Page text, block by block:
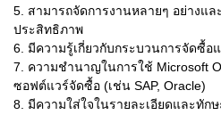
5. สามารถจัดการงานหลายๆ อย่างแ
ประสิทธิภาพ
6. มีความรู้เกี่ยวกับกระบวนการจัดซื้อ
7.
ความชำนาญในการใช้ Microsoft
ซอฟต์แวร์จัดซื้อ (เช่น SAP, Oracle)
8. มีความใส่ใจในรายละเอียดและทัก